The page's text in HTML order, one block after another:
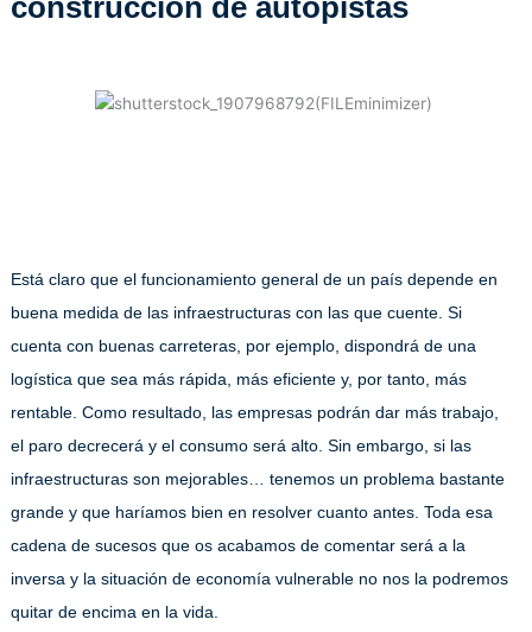
construcción de autopistas
Está claro que el funcionamiento general de un país depende en
buena medida de las infraestructuras con las que cuente. Si
cuenta con buenas carreteras, por ejemplo, dispondrá de una
logística que sea más rápida, más eficiente y, por tanto, más
rentable. Como resultado, las empresas podrán dar más trabajo,
el paro decrecerá y el consumo será alto. Sin embargo, si las
infraestructuras son mejorables… tenemos un problema bastante
grande y que haríamos bien en resolver cuanto antes. Toda esa
cadena de sucesos que os acabamos de comentar será a la
inversa y la situación de economía vulnerable no nos la podremos
quitar de encima en la vida.